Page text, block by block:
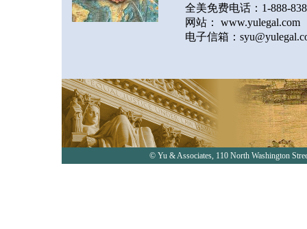
全美免费电话：1-888-
网站： www.yulegal.com
电子信箱：
© Yu & Associates, 110 North Washington